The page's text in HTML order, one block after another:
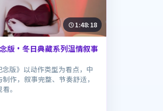
1:48:18
版·冬日典藏系列温情叙事
念版》以动作类型为看点，中
作，叙事完整、节奏舒适，
。